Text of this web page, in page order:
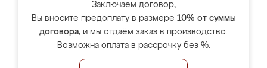
Заключаем договор,
Вы вносите предоплату в размере 10% от суммы
договора, и мы отдаём заказ в производство.
Возможна оплата в рассрочку без %.